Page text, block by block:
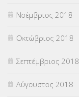
Νοέμβριος 2018
Οκτώβριος 2018
Σεπτέμβριος 2018
Αύγουστος 2018